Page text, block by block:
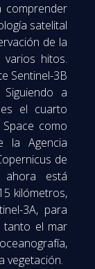
comprender
satelital
de la
hitos.
Sentinel-3B
Siguiendo a
es el cuarto
como
la Agencia
de
ahora está
kilómetros,
3A, para
tanto el mar
vegetación.